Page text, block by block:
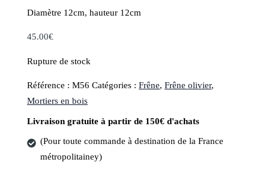
Diamètre 12cm, hauteur 12cm
45.00€
Rupture de stock
Référence :M56 Catégories :Frêne,Frêne olivier,
Mortiers en bois
Livraison gratuite à partir de 150€ d'achats
(Pour toute commande à destination de la France
métropolitainey)